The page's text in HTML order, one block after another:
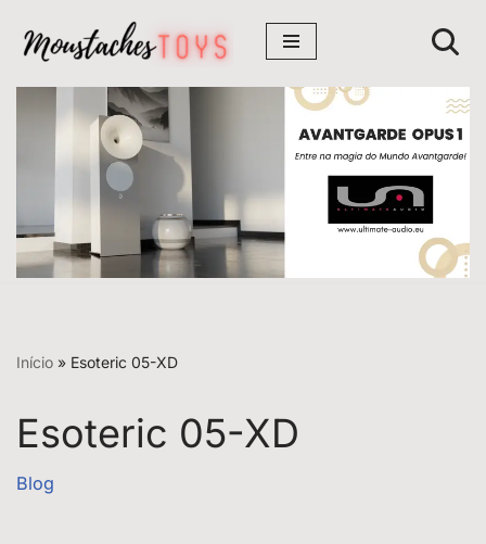
Avançar
para
conteúdo
Início » Esoteric 05-XD
Esoteric 05-XD
Blog